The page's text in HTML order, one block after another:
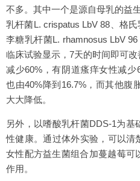
不多。其中一个是源自母乳的益
乳杆菌L. crispatus LbV 88、格
李糖乳杆菌L. rhamnosus LbV
临床试验显示，7天的时间即可
减少60%，有阴道瘙痒女性减
也由40%降到16.7%，而其他腹
大大降低。
另外，以嗜酸乳杆菌DDS-1为
性健康。通过体外实验，可以清
女性配方益生菌组合加蔓越莓可
作用。